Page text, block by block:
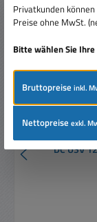
DC USV
Privatkunden
Preise ohne MwSt.
Bitte wählen Sie
Bruttopreiseinkl.
Nettopreiseexkl.